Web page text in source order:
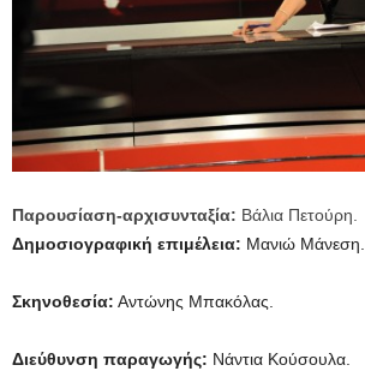
Παρουσίαση-αρχισυνταξία: Βάλια Πετούρη.
Δημοσιογραφική επιμέλεια: Μανιώ Μάνεση.
Σκηνοθεσία: Αντώνης Μπακόλας.
Διεύθυνση παραγωγής: Νάντια Κούσουλα.